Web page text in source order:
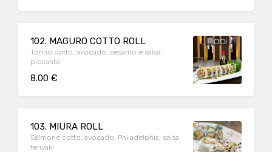
102. MAGURO COTTO ROLL
Tonno cotto, avocado, sesamo e salsa
piccante
8.00 €
103. MIURA ROLL
Salmone cotto, avocado, Philadelphia, salsa
teriyaki